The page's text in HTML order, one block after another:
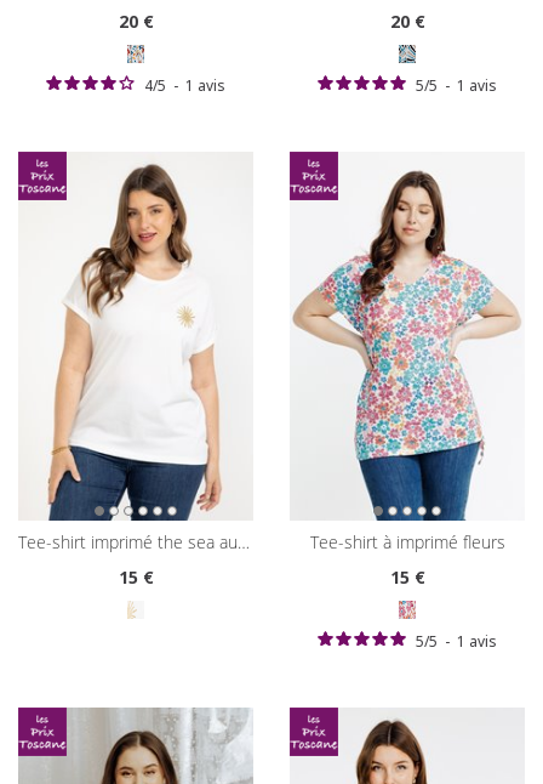
20€
4/5 - 1 avis
20€
5/5 - 1 avis
tee-shirt imprimé the sea au dos
15€
tee-shirt à imprimé fleurs
15€
5/5 - 1 avis